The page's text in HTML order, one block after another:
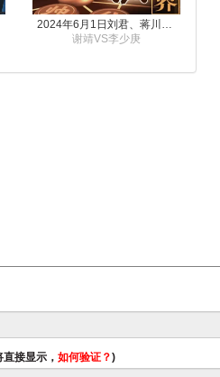
2024年6月1日刘君、蒋川讲解第三届上海杯象棋大师赛谢靖与李少庚的对局
谢靖VS李少庚
接显示， 如何验证？)